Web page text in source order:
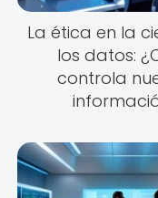
La ética en la
los datos:
controla